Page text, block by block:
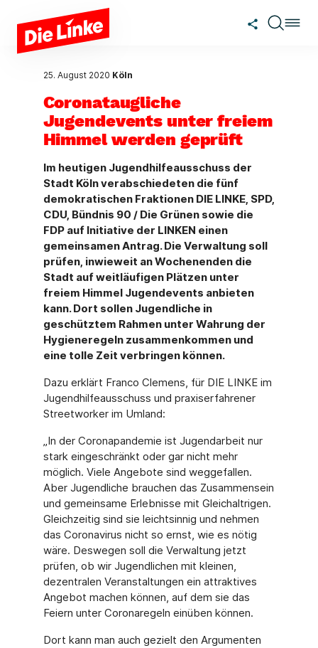
Zum Hauptinhalt springen
25. August 2020 Köln
Coronataugliche
Jugendevents unter freiem
Himmel werden geprüft
Im heutigen Jugendhilfeausschuss der
Stadt Köln verabschiedeten die fünf
demokratischen Fraktionen DIE LINKE, SPD,
CDU, Bündnis 90 / Die Grünen sowie die
FDP auf Initiative der LINKEN einen
gemeinsamen Antrag. Die Verwaltung soll
prüfen, inwieweit an Wochenenden die
Stadt auf weitläufigen Plätzen unter
freiem Himmel Jugendevents anbieten
kann. Dort sollen Jugendliche in
geschütztem Rahmen unter Wahrung der
Hygieneregeln zusammenkommen und
eine tolle Zeit verbringen können.
Dazu erklärt Franco Clemens, für DIE LINKE im
Jugendhilfeausschuss und praxiserfahrener
Streetworker im Umland:
„In der Coronapandemie ist Jugendarbeit nur
stark eingeschränkt oder gar nicht mehr
möglich. Viele Angebote sind weggefallen.
Aber Jugendliche brauchen das Zusammensein
und gemeinsame Erlebnisse mit Gleichaltrigen.
Gleichzeitig sind sie leichtsinnig und nehmen
das Coronavirus nicht so ernst, wie es nötig
wäre. Deswegen soll die Verwaltung jetzt
prüfen, ob wir Jugendlichen mit kleinen,
dezentralen Veranstaltungen ein attraktives
Angebot machen können, auf dem sie das
Feiern unter Coronaregeln einüben können.
Dort kann man auch gezielt den Argumenten